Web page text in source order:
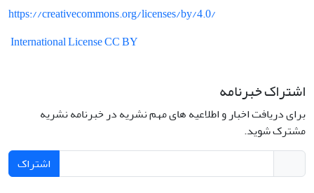
https://creativecommons.org/licenses/by/4.0/
International License CC BY
اشتراک خبرنامه
برای دریافت اخبار و اطلاعیه های مهم نشریه در خبرنامه نشریه
مشترک شوید.
اشتراک